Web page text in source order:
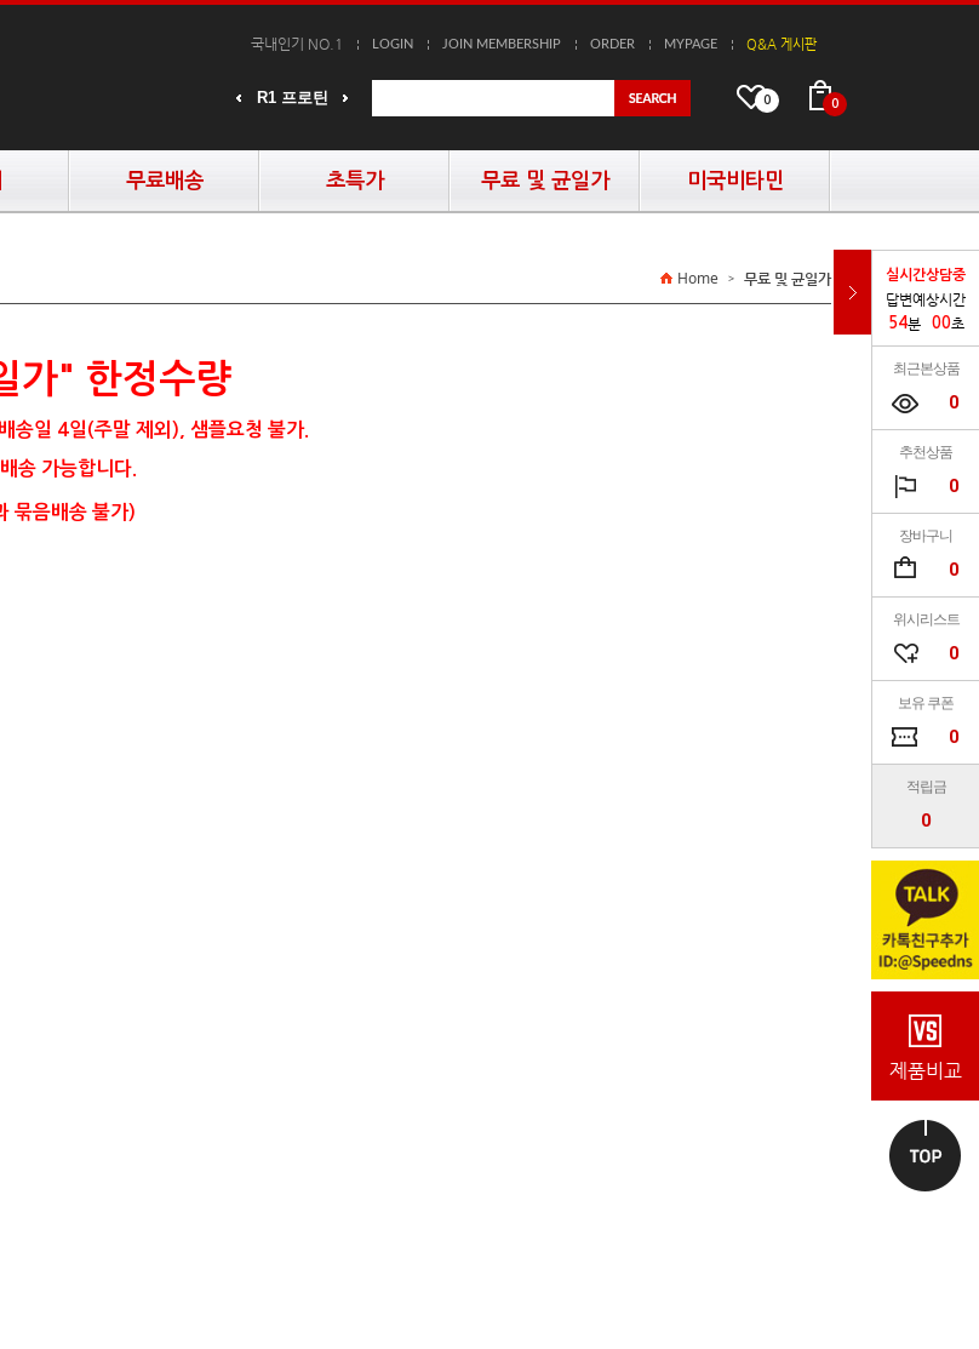
국내인기 NO.1 LOGIN JOIN MEMBERSHIP ORDER MYPAGE Q&A 게시판
R1 프로틴 0 0
무료배송 초특가 무료 및 균일가 미국비타민
실시간상담중
답변예상시간
54분 00초
최근본상품
0
추천상품
0
장바구니
0
위시리스트
0
보유 쿠폰
0
적립금
0
제품비교
Home > 무료 및 균일가
가" 한정수량
배송일 4일(주말 제외), 샘플요청 불가.
송 가능합니다.
묶음배송 불가)